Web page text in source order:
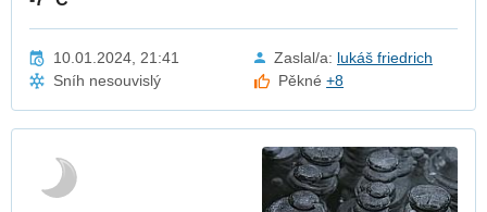
10.01.2024, 21:41 Zaslal/a: lukáš friedrich
Sníh nesouvislý
Pěkné+8